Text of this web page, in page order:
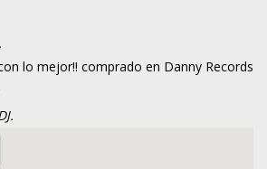
lo mejor!! comprado en Danny Records